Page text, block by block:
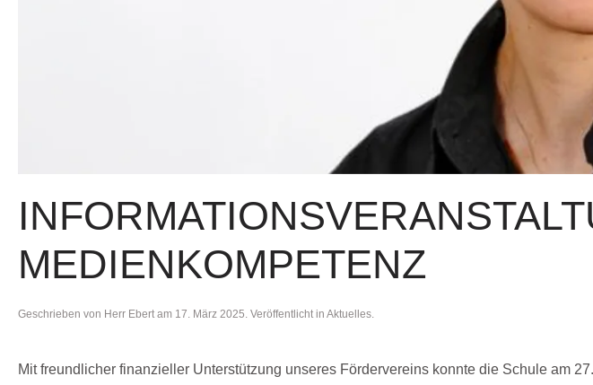
MEDIENKOMPETENZ
Geschrieben von Herr Ebertam 17. März 2025. Veröffentlicht in Aktuelles.
Mit freundlicher finanzieller Unterstützung unseres Fördervereins konnte die Schule am